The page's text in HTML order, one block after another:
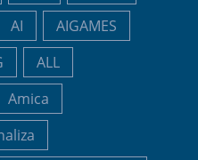
AI
AIGAMES
ALL
Amica